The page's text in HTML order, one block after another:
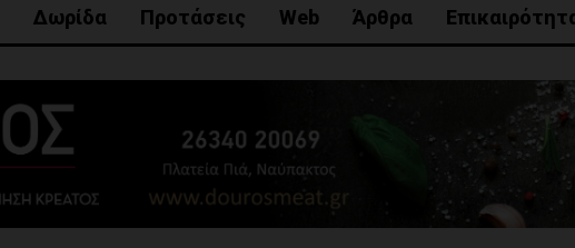
Δωρίδα Προτάσεις Web Άρθρα